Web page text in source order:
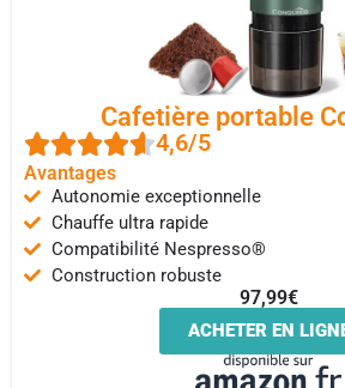
Cafetière portable
4,6/5
Avantages
Autonomie exceptionnelle
Chauffe ultra rapide
Compatibilité Nespresso®
Construction robuste
97,99€
ACHETER EN